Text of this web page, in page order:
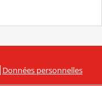
Données personnelles